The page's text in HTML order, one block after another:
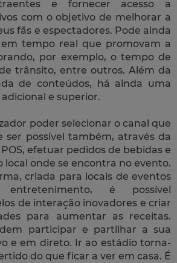
e fornecer acesso a
com o objetivo de melhorar a
fãs e espectadores. Pode ainda
tempo real que promovam a
por exemplo, o tempo de
trânsito, entre outros. Além da
de conteúdos, há ainda uma
e superior.
poder selecionar o canal que
ser possível também, através da
efetuar pedidos de bebidas e
local onde se encontra no evento.
criada para locais de eventos
é possível
de interação inovadores e criar
para aumentar as receitas.
participar e partilhar a sua
e em direto. Ir ao estádio torna-
do que ficar a ver em casa. É